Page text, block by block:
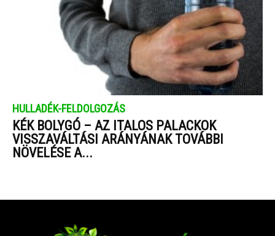
HULLADÉK-FELDOLGOZÁS
KÉK BOLYGÓ – AZ ITALOS PALACKOK
VISSZAVÁLTÁSI ARÁNYÁNAK TOVÁBBI
NÖVELÉSE A...